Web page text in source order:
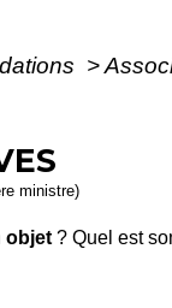
>
ministre)
objet ? Quel est